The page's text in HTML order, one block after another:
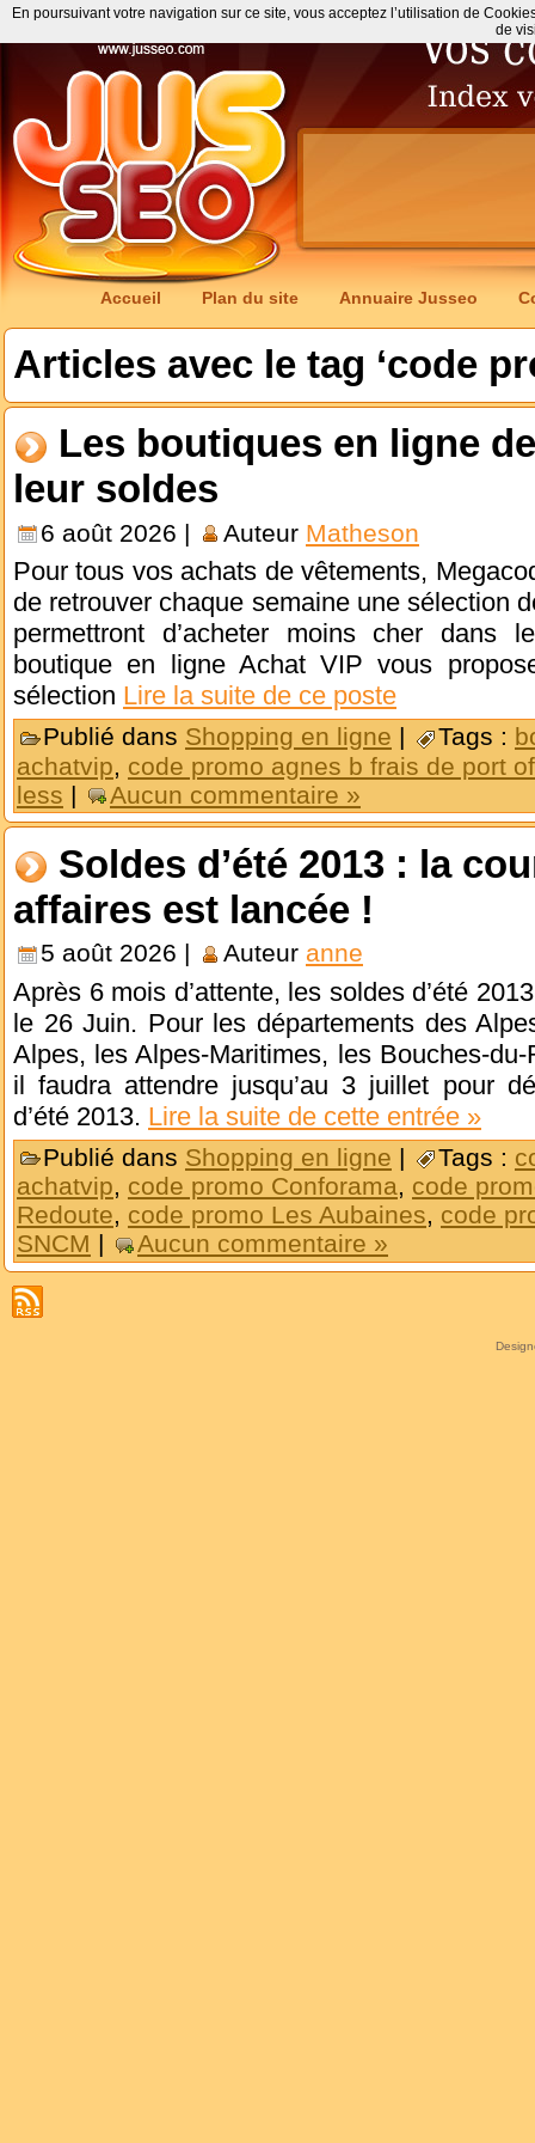
Accueil Plan du site Annuaire Jusseo
Articles avec le tag ‘code
Les boutiques en ligne
leur soldes
6 août 2026 | Auteur Matheson
Pour tous vos achats de vêtements,
de retrouver chaque semaine une sélection
permettront d’acheter moins cher dans
boutique en ligne Achat VIP vous
sélection Lire la suite de ce poste
Publié dans Shopping en ligne | Tags :
achatvip, code promo agnes b frais de port
less | Aucun commentaire »
Soldes d’été 2013 : la
affaires est lancée !
5 août 2026 | Auteur anne
Après 6 mois d’attente, les soldes d’été
le 26 Juin. Pour les départements des
Alpes, les Alpes-Maritimes, les Bouches-
il faudra attendre jusqu’au 3 juillet pour
d’été 2013. Lire la suite de cette entrée »
Publié dans Shopping en ligne | Tags :
achatvip, code promo Conforama, code
Redoute, code promo Les Aubaines, code
SNCM | Aucun commentaire »
En poursuivant votre navigation sur ce site, vous acceptez l’utilisation de
de